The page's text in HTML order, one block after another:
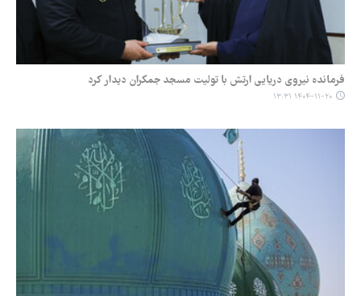
فرمانده نیروی دریایی ارتش با تولیت مسجد جمکران دیدار کرد
۱۴۰۴-۱۱-۲۰ ۱۳:۳۱